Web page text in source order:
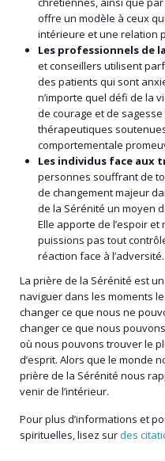
offre un modèle à ceux
intérieure et une relation
Les professionnels de
et conseillers utilisent
des patients qui sont
n’importe quel défi de la
de courage et de
thérapeutiques
comportementale
Les individus face aux
personnes souffrant de
de changement majeur
de la Sérénité un moyen
Elle apporte de l’espoir
puissions pas tout
réaction face à l’adversité.
La prière de la Sérénité est
naviguer dans les moments
changer ce que nous ne
changer ce que nous
où nous pouvons trouver le
d’esprit. Alors que le monde
prière de la Sérénité nous
venir de l’intérieur.
Pour plus d’informations et
spirituelles, lisez surdes